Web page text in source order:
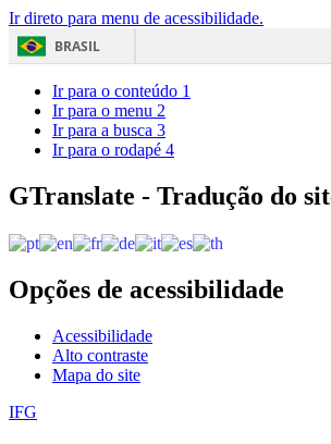
Ir direto para menu de acessibilidade.
BRASIL
Acesso
Ir para o conteúdo 1
Ir para o menu 2
Ir para a busca 3
Ir para o rodapé 4
GTranslate - Tradução do
Opções de acessibilidade
Acessibilidade
Alto contraste
Mapa do site
IFG